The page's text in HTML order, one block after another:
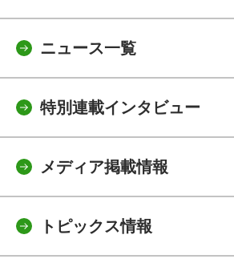
ニュース一覧
特別連載インタビュー
メディア掲載情報
トピックス情報